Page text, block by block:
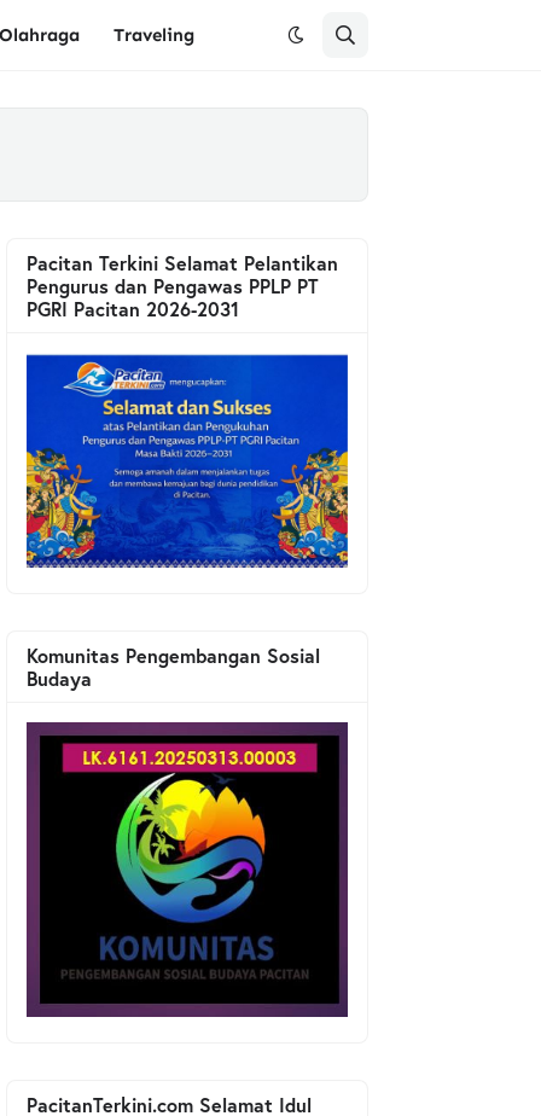
Olahraga Traveling
Pacitan Terkini Selamat Pelantikan
Pengurus dan Pengawas PPLP PT
PGRI Pacitan 2026-2031
Komunitas Pengembangan Sosial
Budaya
PacitanTerkini.com Selamat Idul